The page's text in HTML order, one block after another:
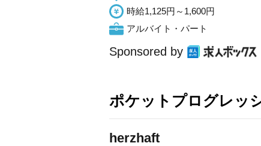
時給1,125円～1,600円
アルバイト・パート
Sponsored by
ポケットプログレッ
herzhaft